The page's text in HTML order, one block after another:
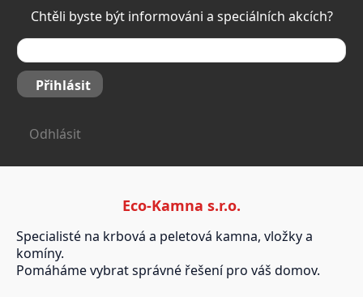
Chtěli byste být informováni a speciálních akcích?
Přihlásit
Odhlásit
Eco-Kamna s.r.o.
Specialisté na krbová a peletová kamna, vložky a
komíny.
Pomáháme vybrat správné řešení pro váš domov.